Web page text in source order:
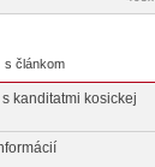
s článkom
kanditatmi kosickej